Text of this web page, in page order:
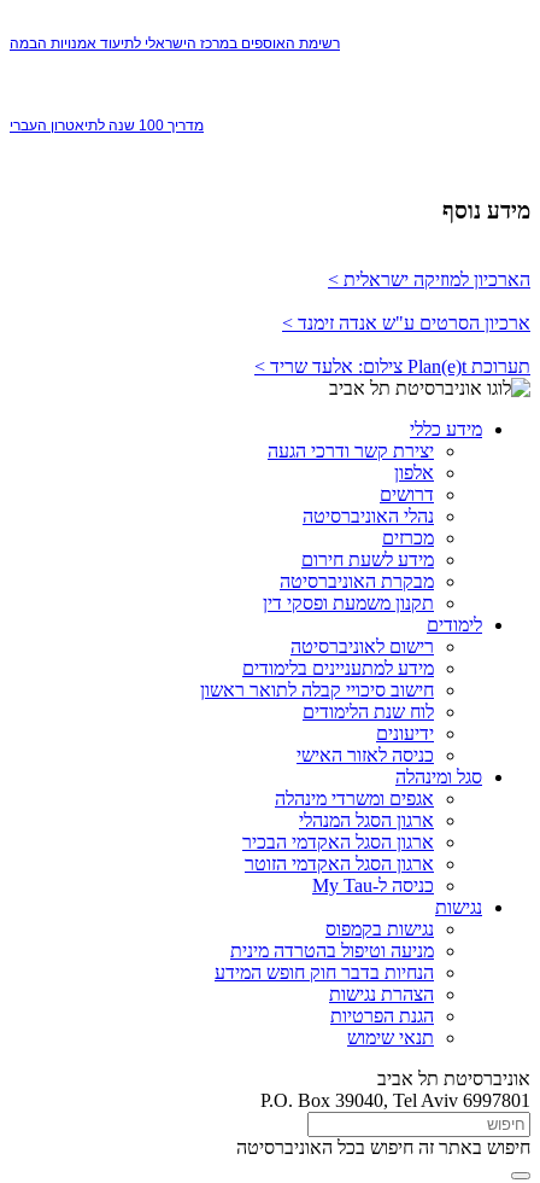
רשימת האוספים במרכז הישראלי לתיעוד אמנויות הבמה
מדריך 100 שנה לתיאטרון העברי
מידע נוסף
הארכיון למוזיקה ישראלית >
ארכיון הסרטים ע"ש אנדה זימנד >
תערוכת Plan(e)t צילום: אלעד שריד >
מידע כללי
יצירת קשר ודרכי הגעה
אלפון
דרושים
נהלי האוניברסיטה
מכרזים
מידע לשעת חירום
מבקרת האוניברסיטה
תקנון משמעת ופסקי דין
לימודים
רישום לאוניברסיטה
מידע למתעניינים בלימודים
חישוב סיכויי קבלה לתואר ראשון
לוח שנת הלימודים
ידיעונים
כניסה לאזור האישי
סגל ומינהלה
אגפים ומשרדי מינהלה
ארגון הסגל המנהלי
ארגון הסגל האקדמי הבכיר
ארגון הסגל האקדמי הזוטר
כניסה ל-My Tau
נגישות
נגישות בקמפוס
מניעה וטיפול בהטרדה מינית
הנחיות בדבר חוק חופש המידע
הצהרת נגישות
הגנת הפרטיות
תנאי שימוש
אוניברסיטת תל אביב
P.O. Box 39040, Tel Aviv 6997801
חיפוש באתר זה חיפוש בכל האוניברסיטה